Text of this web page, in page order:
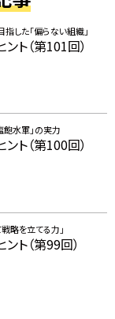
した「偏らない組織」
ト（第101回）
水軍」の実力
ト（第100回）
略を立てる力」
ト（第99回）